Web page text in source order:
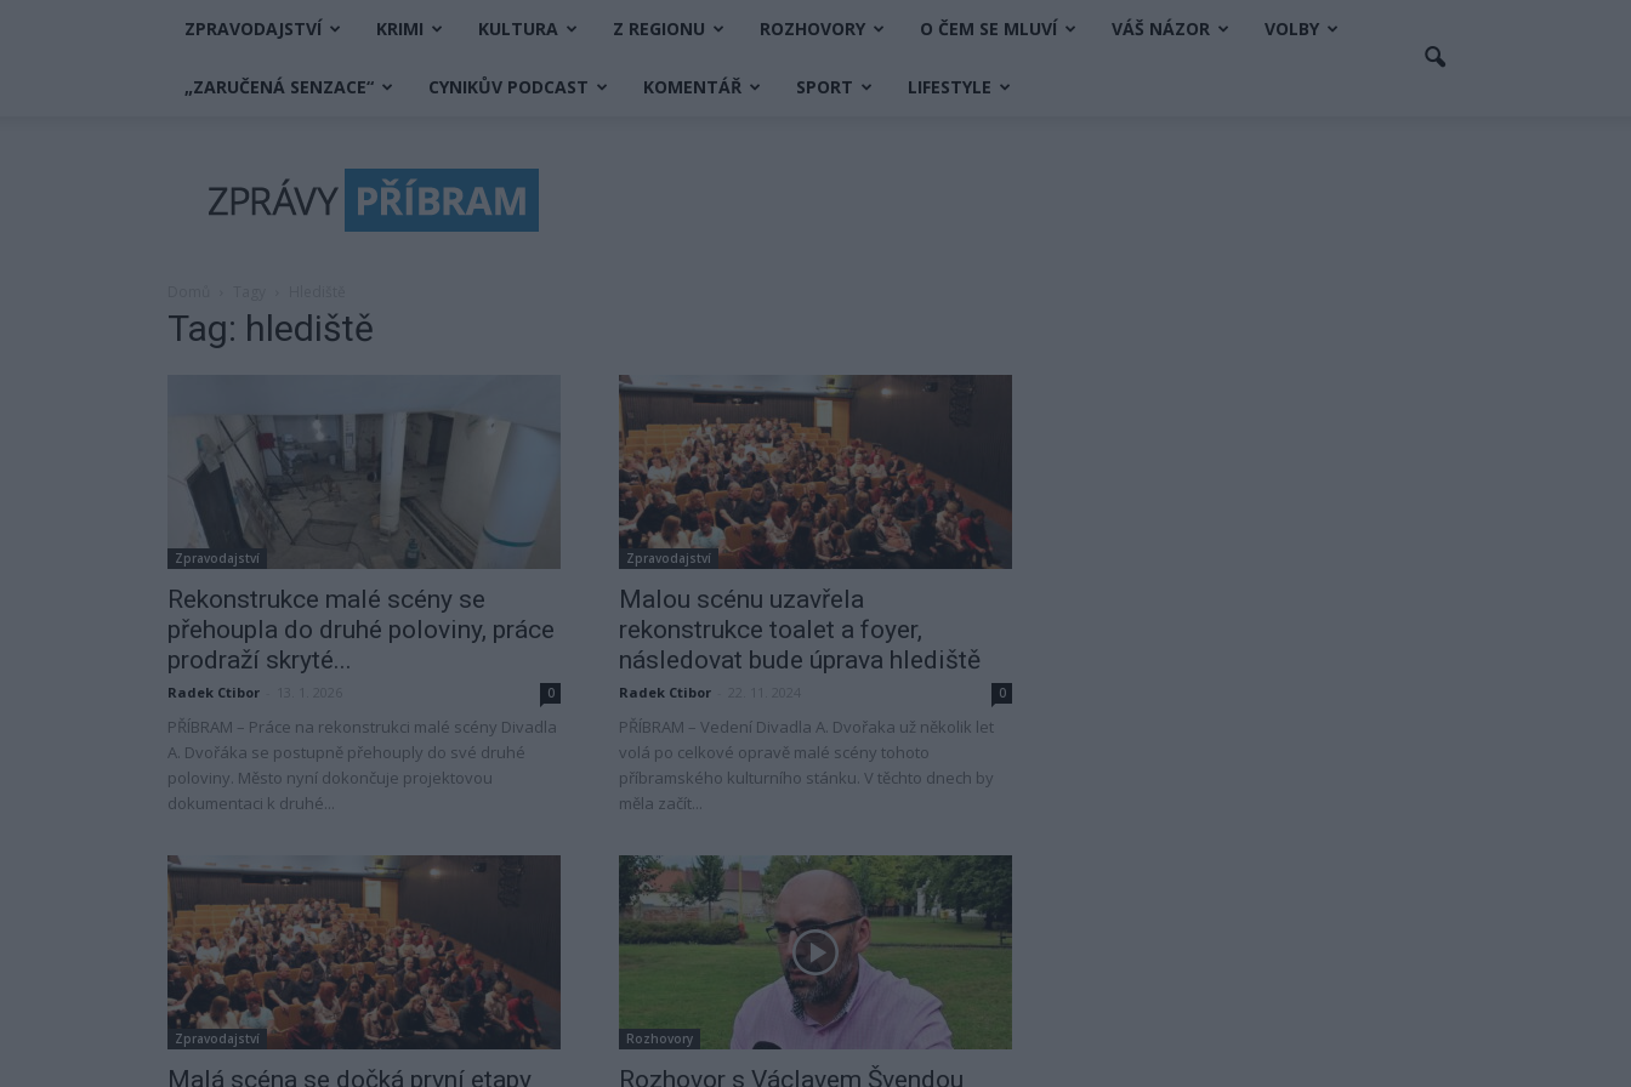
ZPRAVODAJSTVÍ KRIMI KULTURA Z REGIONU ROZHOVORY O ČEM SE MLUVÍ VÁŠ NÁZOR VOLBY
„ZARUČENÁ SENZACE“ CYNIKŮV PODCAST KOMENTÁŘ SPORT LIFESTYLE
Příbram
Tag: hlediště
Zpravodajství
Rekonstrukce malé scény se
přehoupla do druhé poloviny, práce
prodraží skryté...
Radek Ctibor 0
PŘÍBRAM – Práce na rekonstrukci malé scény Divadla
A. Dvořáka se postupně přehouply do své druhé
poloviny. Město nyní dokončuje projektovou
dokumentaci k druhé...
Zpravodajství
Malou scénu uzavřela
rekonstrukce toalet a foyer,
následovat bude úprava hlediště
Radek Ctibor 0
PŘÍBRAM – Vedení Divadla A. Dvořaka už několik let
volá po celkové opravě malé scény tohoto
příbramského kulturního stánku. V těchto dnech by
měla začít...
Zpravodajství
Malá scéna se dočká první etapy
Rozhovory
Rozhovor s Václavem Švendou